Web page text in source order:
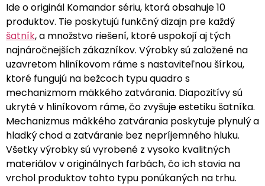
Ide o originál Komandor sériu, ktorá obsahuje 10
produktov. Tie poskytujú funkčný dizajn pre každý
šatník, a množstvo riešení, ktoré uspokojí aj tých
najnáročnejších zákazníkov. Výrobky sú založené na
uzavretom hliníkovom ráme s nastaviteľnou šírkou,
ktoré fungujú na bežcoch typu quadro s
mechanizmom mäkkého zatvárania. Diapozitívy sú
ukryté v hliníkovom ráme, čo zvyšuje estetiku šatníka.
Mechanizmus mäkkého zatvárania poskytuje plynulý a
hladký chod a zatváranie bez nepríjemného hluku.
Všetky výrobky sú vyrobené z vysoko kvalitných
materiálov v originálnych farbách, čo ich stavia na
vrchol produktov tohto typu ponúkaných na trhu.